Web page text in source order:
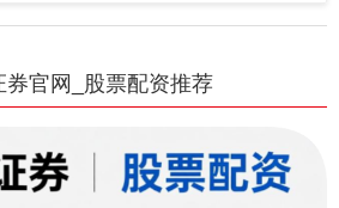
券官网_股票配资推荐